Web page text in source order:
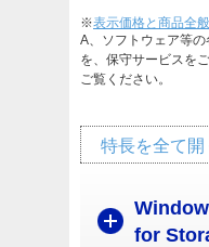
※表示価格と商品全
A、ソフトウェア等
を、保守サービスを
ご覧ください。
特長を全て開
for